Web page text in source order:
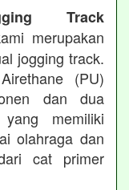
Track
merupakan
jogging track.
(PU)
dan dua
memiliki
olahraga dan
cat primer